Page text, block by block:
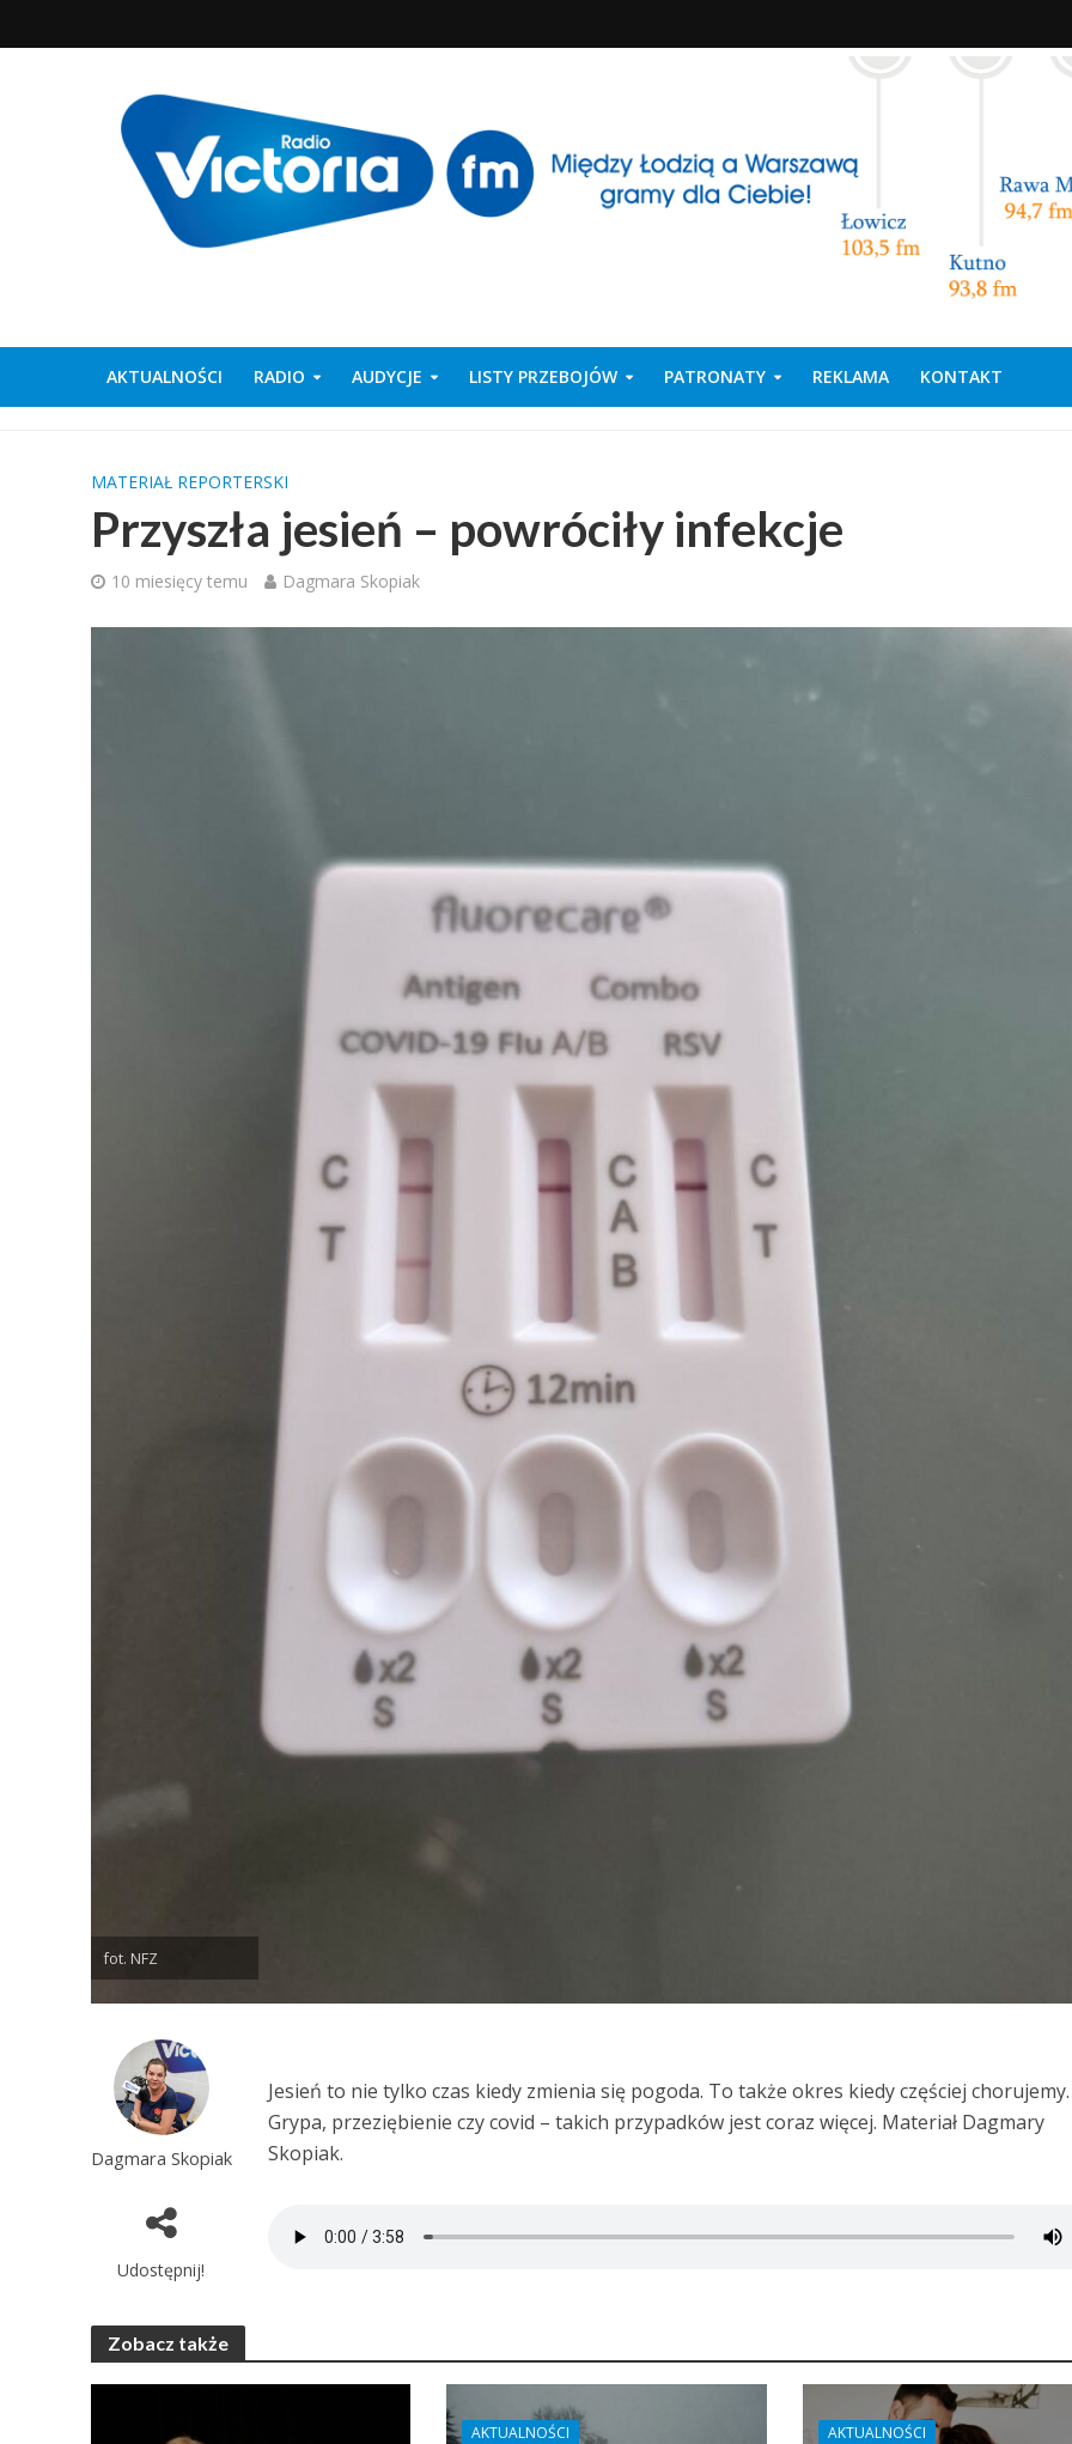
AKTUALNOŚCI RADIO AUDYCJE LISTY PRZEBOJÓW PATRONATY REKLAMA KONTAKT
MATERIAŁ REPORTERSKI
Przyszła jesień – powróciły infekcje
10 miesięcy temu Dagmara Skopiak
fot. NFZ
Dagmara Skopiak
Udostępnij!
Jesień to nie tylko czas kiedy zmienia się pogoda. To także okres kiedy częściej chorujemy.
Grypa, przeziębienie czy covid – takich przypadków jest coraz więcej. Materiał Dagmary
Skopiak.
Zobacz także
AKTUALNOŚCI
AKTUALNOŚCI